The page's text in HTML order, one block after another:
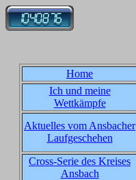
Home
Ich und meine
Wettkämpfe
Aktuelles vom Ansbacher
Laufgeschehen
Cross-Serie des Kreises
Ansbach